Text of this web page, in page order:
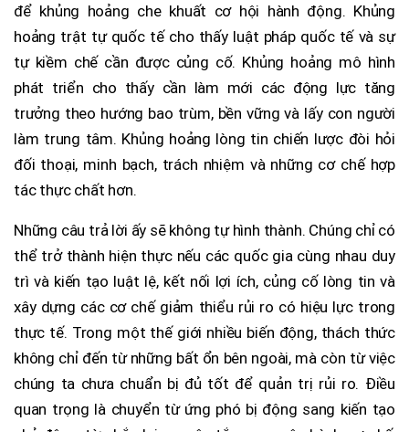
để khủng hoảng che khuất cơ hội hành động. Khủng
hoảng trật tự quốc tế cho thấy luật pháp quốc tế và sự
tự kiềm chế cần được củng cố. Khủng hoảng mô hình
phát triển cho thấy cần làm mới các động lực tăng
trưởng theo hướng bao trùm, bền vững và lấy con người
làm trung tâm. Khủng hoảng lòng tin chiến lược đòi hỏi
đối thoại, minh bạch, trách nhiệm và những cơ chế hợp
tác thực chất hơn.
Những câu trả lời ấy sẽ không tự hình thành. Chúng chỉ có
thể trở thành hiện thực nếu các quốc gia cùng nhau duy
trì và kiến tạo luật lệ, kết nối lợi ích, củng cố lòng tin và
xây dựng các cơ chế giảm thiểu rủi ro có hiệu lực trong
thực tế. Trong một thế giới nhiều biến động, thách thức
không chỉ đến từ những bất ổn bên ngoài, mà còn từ việc
chúng ta chưa chuẩn bị đủ tốt để quản trị rủi ro. Điều
quan trọng là chuyển từ ứng phó bị động sang kiến tạo